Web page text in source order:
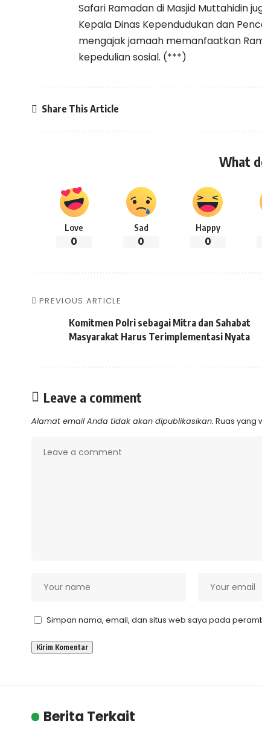
Safari Ramadan di Masjid Muttahidin
Kepala Dinas Kependudukan dan
mengajak jamaah memanfaatkan
kepedulian sosial. (***)
Share This Article
What
Love
0
Sad
0
Happy
0
PREVIOUS ARTICLE
Komitmen Polri sebagai Mitra dan Sahabat
Masyarakat Harus Terimplementasi Nyata
Leave a comment
Alamat email Anda tidak akan dipublikasikan. Ruas yang
Simpan nama, email, dan situs web saya pada
Berita Terkait